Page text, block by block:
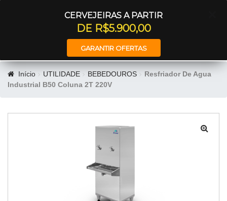
CERVEJEIRAS A PARTIR
DE R$5.900,00
GARANTIR OFERTAS
Início UTILIDADE BEBEDOUROS
Resfriador De Agua
Industrial B50 Coluna 2T 220V